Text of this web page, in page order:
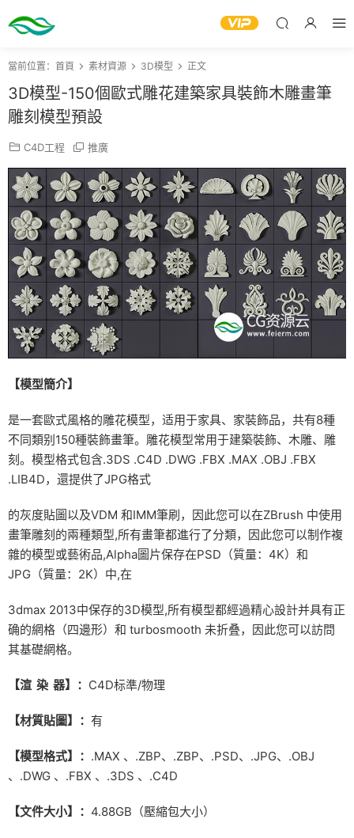
當前位置： 首頁 素材資源 3D模型 正文
3D模型-150個歐式雕花建築家具裝飾木雕畫筆
雕刻模型預設
C4D工程 推廣
【模型簡介】
是一套歐式風格的雕花模型，适用于家具、家裝飾品，共有8種
不同類别150種裝飾畫筆。雕花模型常用于建築裝飾、木雕、雕
刻。模型格式包含.3DS .C4D .DWG .FBX .MAX .OBJ .FBX
.LIB4D，還提供了JPG格式
的灰度貼圖以及VDM 和IMM筆刷，因此您可以在ZBrush 中使用
畫筆雕刻的兩種類型,所有畫筆都進行了分類，因此您可以制作複
雜的模型或藝術品,Alpha圖片保存在PSD（質量：4K）和
JPG（質量：2K）中,在
3dmax 2013中保存的3D模型,所有模型都經過精心設計并具有正
确的網格（四邊形）和 turbosmooth 未折叠，因此您可以訪問
其基礎網格。
【渲 染 器】： C4D标準/物理
【材質貼圖】： 有
【模型格式】： .MAX 、.ZBP、.ZBP、.PSD、.JPG、.OBJ
、.DWG 、.FBX 、.3DS 、.C4D
【文件大小】： 4.88GB（壓縮包大小）